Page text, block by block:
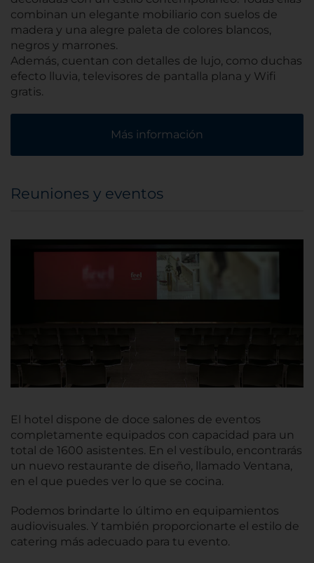
combinan un elegante mobiliario con suelos de
madera y una alegre paleta de colores blancos,
negros y marrones.
Además, cuentan con detalles de lujo, como duchas
efecto lluvia, televisores de pantalla plana y Wifi
gratis.
Más información
Reuniones y eventos
El hotel dispone de doce salones de eventos
completamente equipados con capacidad para un
total de 1600 asistentes. En el vestíbulo, encontrarás
un nuevo restaurante de diseño, llamado Ventana,
en el que puedes ver lo que se cocina.
Podemos brindarte lo último en equipamientos
audiovisuales. Y también proporcionarte el estilo de
catering más adecuado para tu evento.